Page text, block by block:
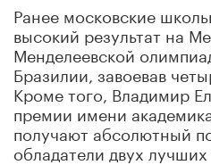
Ранее московские
высокий результат на
Менделеевской
Бразилии, завоевав
Кроме того, Владимир
премии имени
получают абсолютный
обладатели двух лучших